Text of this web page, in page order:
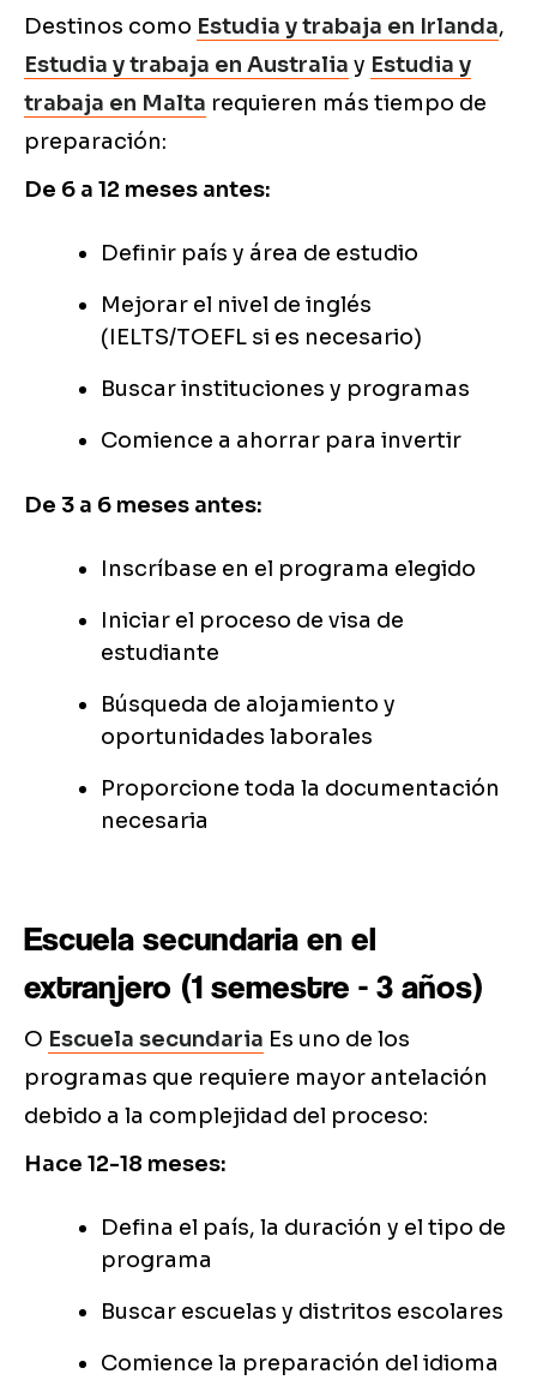
Destinos como Estudia y trabaja en Irlanda,
Estudia y trabaja en Australia y Estudia y
trabaja en Malta requieren más tiempo de
preparación:
De 6 a 12 meses antes:
Definir país y área de estudio
Mejorar el nivel de inglés
(IELTS/TOEFL si es necesario)
Buscar instituciones y programas
Comience a ahorrar para invertir
De 3 a 6 meses antes:
Inscríbase en el programa elegido
Iniciar el proceso de visa de
estudiante
Búsqueda de alojamiento y
oportunidades laborales
Proporcione toda la documentación
necesaria
Escuela secundaria en el
extranjero (1 semestre - 3 años)
O Escuela secundaria Es uno de los
programas que requiere mayor antelación
debido a la complejidad del proceso:
Hace 12-18 meses:
Defina el país, la duración y el tipo de
programa
Buscar escuelas y distritos escolares
Comience la preparación del idioma